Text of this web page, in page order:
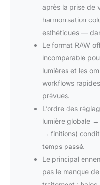
après la prise de
harmonisation
esthétiques —
Le format RAW
incomparable
lumières et les
workflows
prévues.
L’ordre des
lumière globale
→ finitions)
temps passé.
Le principal
pas le manque